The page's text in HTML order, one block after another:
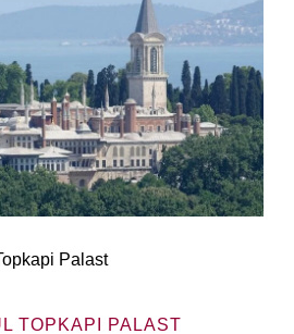
Palast
TOPKAPI PALAST